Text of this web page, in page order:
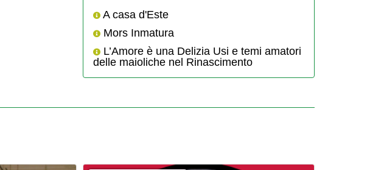
A casa d'Este
Mors Inmatura
L’Amore è una Delizia Usi e temi amatori
delle maioliche nel Rinascimento